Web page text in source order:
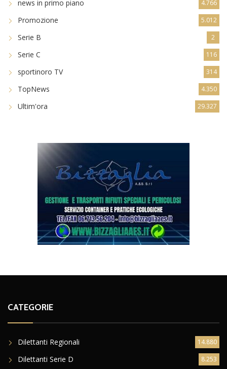
news in primo piano 4.766
Promozione 5.012
Serie B 2
Serie C 116
sportinoro TV 314
TopNews 4.350
Ultim'ora 29.327
CATEGORIE
Dilettanti Regionali 14.880
Dilettanti Serie D 8.253